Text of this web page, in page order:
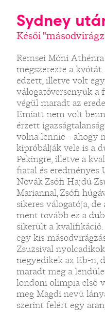
Sydney
Késői
Remsei Móni
megszerezte a
edzett, illetve volt
válogatóversenyük a
végül maradt az
Emiatt nem volt
érzett
volna lennie - ahogy
kipróbálják vele is a
Pekingre, illetve a
fiatal és eredményes
Novák Zsófi Hajdú
Mariannal, Zsófi
sikeres válogatója,
ment tovább ez a
sikerült a
egy kis
Zsuzsival
negyedikek az Eb-n,
maradt meg a
londoni olimpia első
meg Magdi nevű
szerint felért egy